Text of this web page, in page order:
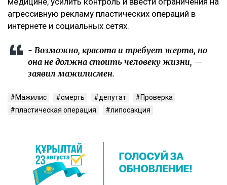
агрессивную рекламу пластических операций в
интернете и социальных сетях.
- Возможно, красота и требует жертв, но
она не должна стоить человеку жизни, —
заявил мажилисмен.
Мажилис смерть депутат
Проверка
пластическая операция
липосакция